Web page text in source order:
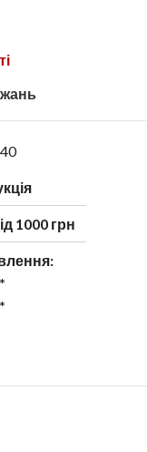
1000 грн